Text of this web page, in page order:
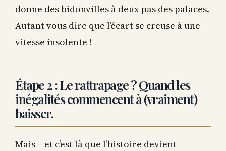
donne des bidonvilles à deux pas des palaces.
Autant vous dire que l’écart se creuse à une
vitesse insolente !
Étape 2 : Le rattrapage ? Quand les
inégalités commencent à (vraiment)
baisser.
Mais – et c’est là que l’histoire devient